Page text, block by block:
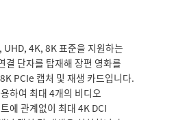
4K, 8K 표준을 지원하는
단자를 탑재해 장편 영화를
PCIe 캡처 및 재생 카드입니다.
하여 최대 4개의 비디오
에 관계없이 최대 4K DCI